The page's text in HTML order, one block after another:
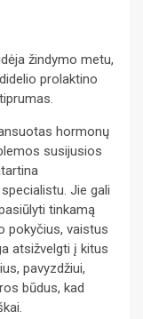
žindymo metu,
prolaktino
hormonų
susijusios
Jie gali
tinkamą
pokyčius, vaistus
atsižvelgti į kitus
pavyzdžiui,
būdus, kad